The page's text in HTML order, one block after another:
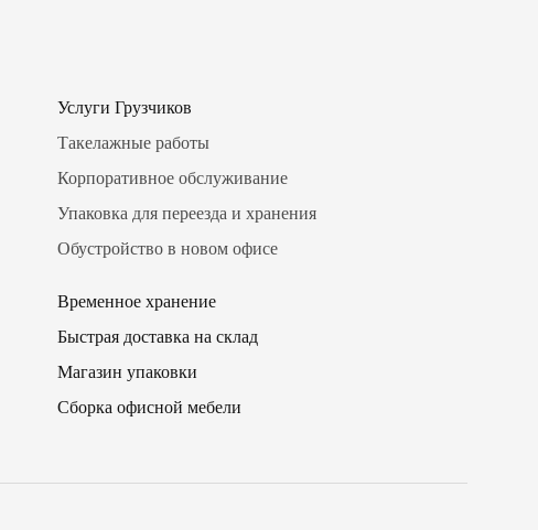
Услуги Грузчиков
Такелажные работы
Корпоративное обслуживание
Упаковка для переезда и хранения
Обустройство в новом офисе
Временное хранение
Быстрая доставка на склад
Магазин упаковки
Сборка офисной мебели
Номер телефона
Перезвонить мне сейчас
.
19
20
9
11
на обработку персональных данных